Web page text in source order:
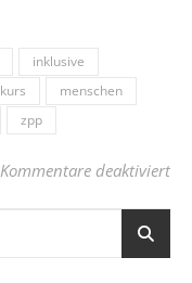
inklusive
kurs
menschen
zpp
Kommentare deaktiviert